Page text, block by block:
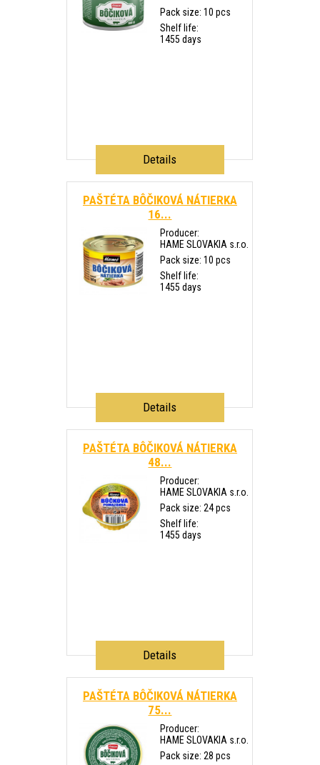
Pack size: 10 pcs
Shelf life:
1455 days
Details
PAŠTÉTA BÔČIKOVÁ NÁTIERKA
16...
Producer:
HAME SLOVAKIA s.r.o.
Pack size: 10 pcs
Shelf life:
1455 days
Details
PAŠTÉTA BÔČIKOVÁ NÁTIERKA
48...
Producer:
HAME SLOVAKIA s.r.o.
Pack size: 24 pcs
Shelf life:
1455 days
Details
PAŠTÉTA BÔČIKOVÁ NÁTIERKA
75...
Producer:
HAME SLOVAKIA s.r.o.
Pack size: 28 pcs